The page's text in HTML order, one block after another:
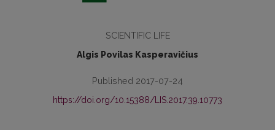
SCIENTIFIC LIFE
Algis Povilas Kasperavičius
Published 2017-07-24
https://doi.org/10.15388/LIS.2017.39.10773